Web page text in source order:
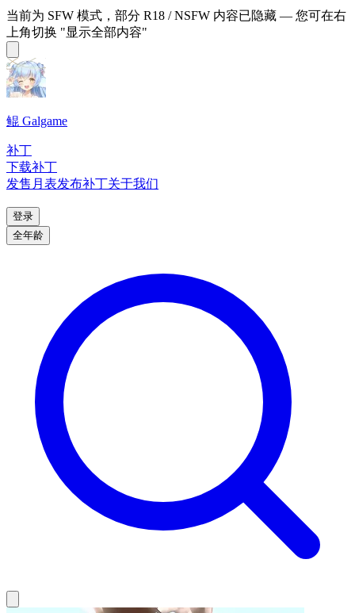
当前为 SFW 模式，部分 R18 / NSFW 内容已隐藏 — 您可在右
上角切换 "显示全部内容"
鲲 Galgame
补丁
下载补丁
发售月表发布补丁关于我们
登录
全年龄